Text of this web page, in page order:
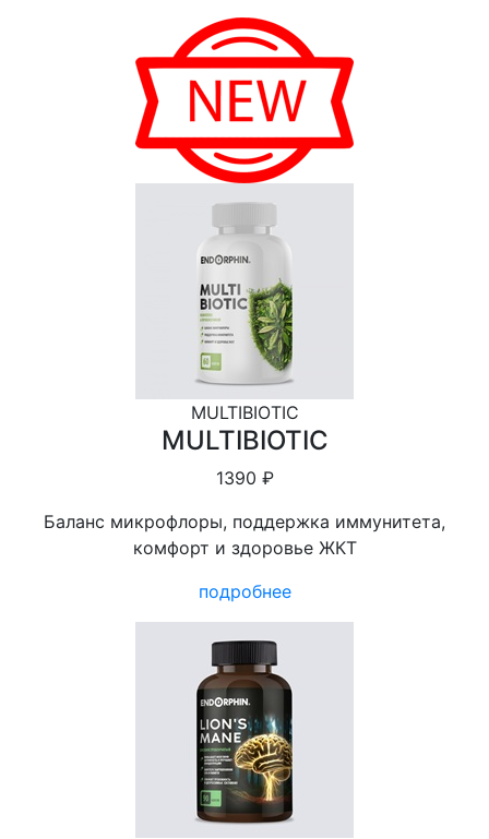
MULTIBIOTIC
MULTIBIOTIC
1390 ₽
Баланс микрофлоры, поддержка иммунитета,
комфорт и здоровье ЖКТ
подробнее